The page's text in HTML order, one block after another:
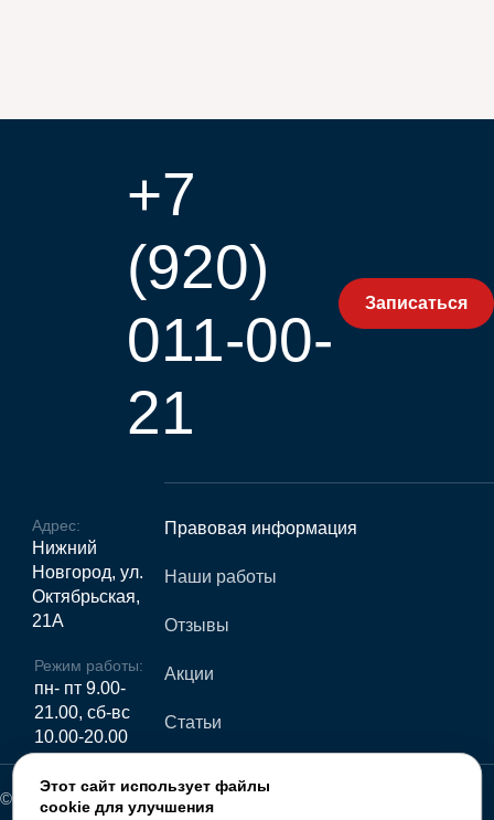
+7
(920)
011-00-
21
Записаться
Адрес:
Нижний
Новгород, ул.
Октябрьская,
21А
Режим работы:
пн- пт 9.00-
21.00, сб-вс
10.00-20.00
Правовая информация
Наши работы
Отзывы
Акции
Статьи
© Лицензия №Л041-01164-52/00647237 от 11.04.2023
Этот сайт использует файлы
cookie для улучшения